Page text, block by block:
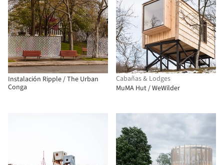
Instalación Ripple / The Urban
Conga
Cabañas & Lodges
MuMA Hut / WeWilder